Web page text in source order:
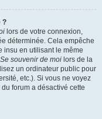
?
lors de votre connexion,
déterminée. Cela empêche
insu en utilisant le même
Se souvenir de moi lors de la
un ordinateur public pour
etc.). Si vous ne voyez
forum a désactivé cette